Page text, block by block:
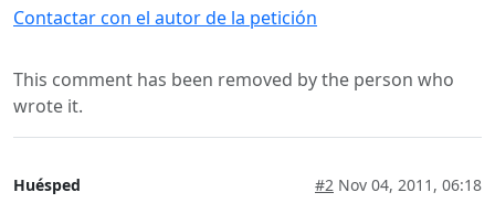
Contactar con el autor de la petición
This comment has been removed by the person who
wrote it.
Huésped #2 Nov 04, 2011, 06:18